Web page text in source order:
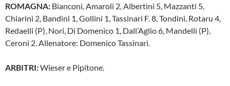
ROMAGNA: Bianconi, Amaroli 2, Albertini 5, Mazzanti 5,
Chiarini 2, Bandini 1, Gollini 1, Tassinari F. 8, Tondini, Rotaru 4,
Redaelli (P), Nori, Di Domenico 1, Dall’Aglio 6, Mandelli (P),
Ceroni 2. Allenatore: Domenico Tassinari.
ARBITRI:Wieser e Pipitone.